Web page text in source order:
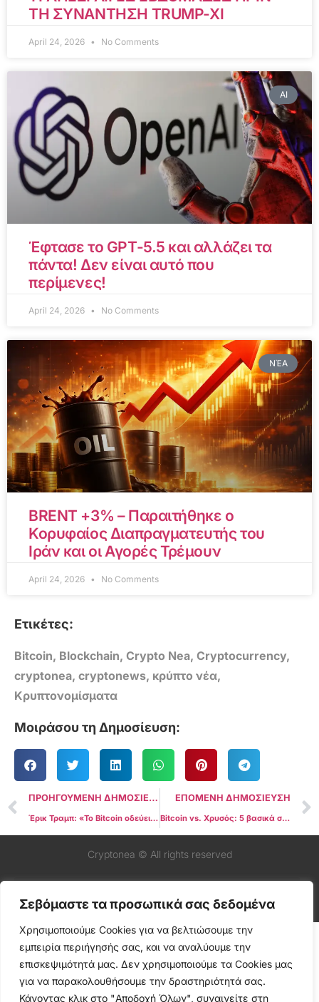
Σεβόμαστε τα προσωπικά σας δεδομένα
Χρησιμοποιούμε Cookies για να βελτιώσουμε την
εμπειρία περιήγησής σας, και να αναλύουμε την
επισκεψιμότητά μας. Δεν χρησιμοποιούμε τα Cookies μας
για να παρακολουθήσουμε την δραστηριότητά σας.
Κάνοντας κλικ στο "Αποδοχή Όλων", συναινείτε στη
ΤΗ ΣΥΝΑΝΤΗΣΗ TRUMP-XI
April 24, 2026 No Comments
AI
Έφτασε το GPT-5.5 και αλλάζει τα
πάντα! Δεν είναι αυτό που
περίμενες!
April 24, 2026 No Comments
ΝΈΑ
BRENT +3% – Παραιτήθηκε ο
Κορυφαίος Διαπραγματευτής του
Ιράν και οι Αγορές Τρέμουν
April 24, 2026 No Comments
Ετικέτες:
Bitcoin, Blockchain, Crypto Nea, Cryptocurrency,
cryptonea, cryptonews, κρύπτο νέα,
Κρυπτονομίσματα
Μοιράσου τη Δημοσίευση:
ΠΡΟΗΓΟΥΜΕΝΗ ΔΗΜΟΣΙΕΥΣΗ
Έρικ Τραμπ: «Το Bitcoin οδεύει στο $1 εκατ. — δεν υπάρχει καμία αμφιβολία»
ΕΠΟΜΕΝΗ ΔΗΜΟΣΙΕΥΣΗ
Bitcoin vs. Χρυσός: 5 βασικά σημεία για αυτή την εβδομάδα
Cryptonea © All rights reserved